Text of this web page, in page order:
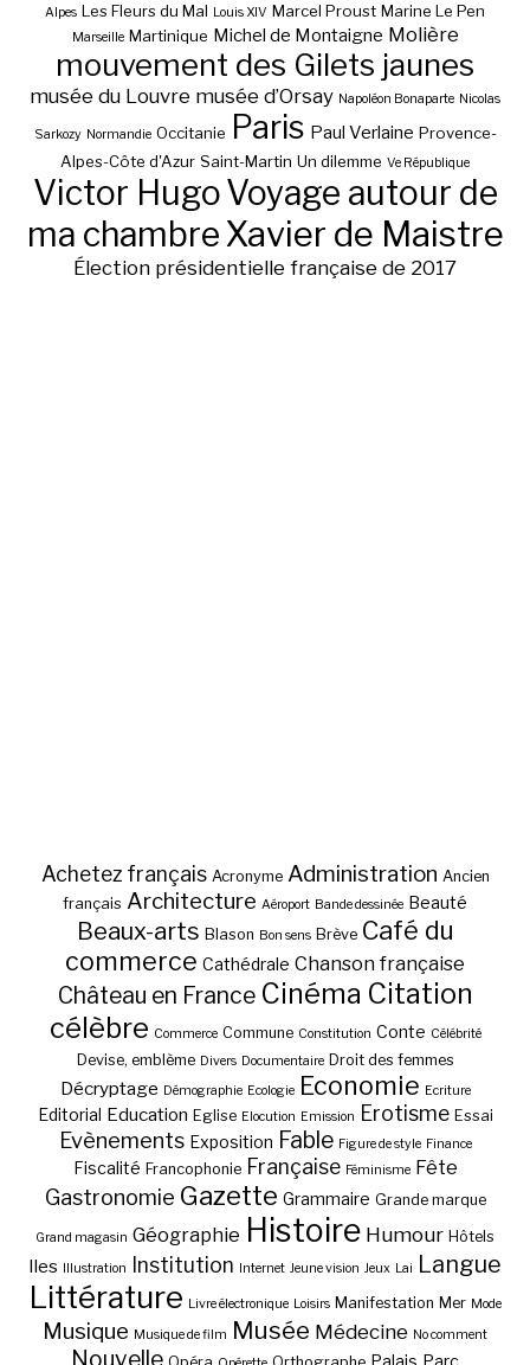
Alpes Les Fleurs du Mal Louis XIV Marcel Proust Marine Le Pen
Marseille Martinique Michel de Montaigne Molière
mouvement des Gilets jaunes
musée du Louvre musée d’Orsay Napoléon Bonaparte Nicolas
Sarkozy Normandie Occitanie Paris Paul Verlaine Provence-
Alpes-Côte d'Azur Saint-Martin Un dilemme Ve République
Victor HugoVoyage autour de
ma chambreXavier de Maistre
Élection présidentielle française de 2017
Achetez français Acronyme Administration Ancien
français Architecture Aéroport Bande dessinée Beauté
Beaux-arts Blason Bon sens Brève Café du
commerce Cathédrale Chanson française
Château en France Cinéma Citation
célèbre Commerce Commune Constitution Conte Célébrité
Devise, emblème Divers Documentaire Droit des femmes
Décryptage Démographie Ecologie Economie Ecriture
Editorial Education Eglise Elocution Emission Erotisme Essai
Evènements Exposition Fable Figure de style Finance
Fiscalité Francophonie Française Féminisme Fête
Gastronomie Gazette Grammaire Grande marque
Grand magasin Géographie Histoire Humour Hôtels
Iles Illustration Institution Internet Jeune vision Jeux Lai Langue
Littérature Livre électronique Loisirs Manifestation Mer Mode
Musique Musique de film Musée Médecine No comment